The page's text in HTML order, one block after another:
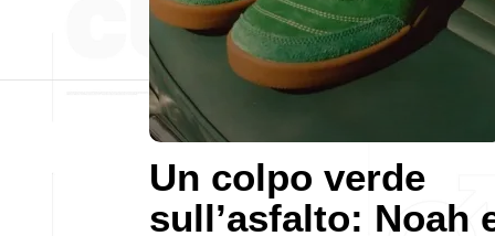
Un colpo verde
sull’asfalto: Noah